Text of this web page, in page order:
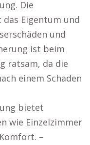
Die
Eigentum und
und
ist beim
ratsam, da die
einem Schaden
bietet
wie Einzelzimmer
–